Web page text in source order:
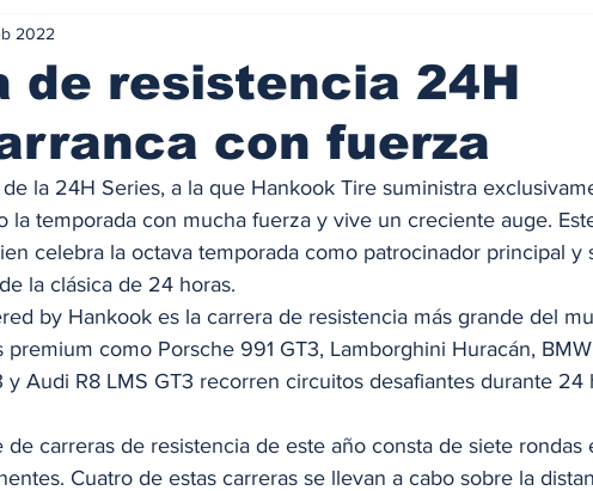
de resistencia 24H
con fuerza
2022
la 24H Series, a la que Hankook Tire suministra
la temporada con mucha fuerza y vive un creciente auge.
celebra la octava temporada como patrocinador principal y
la clásica de 24 horas.
by Hankook es la carrera de resistencia más grande del
como Porsche 991 GT3, Lamborghini Huracán,
y Audi R8 LMS GT3 recorren circuitos desafiantes durante 24
de carreras de resistencia de este año consta de siete rondas
Cuatro de estas carreras se llevan a cabo sobre la